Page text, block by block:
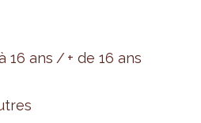
16 ans
+ de 16 ans